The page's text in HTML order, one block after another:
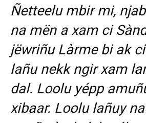
Ñetteelu mbir mi,
na mën a xam ci
jëwriñu Làrme bi ak
lañu nekk ngir xam
dal. Loolu yépp
xibaar. Loolu lañuy